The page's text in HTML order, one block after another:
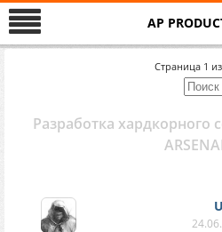
AP
Страница 1 из
Разработка хардкорного